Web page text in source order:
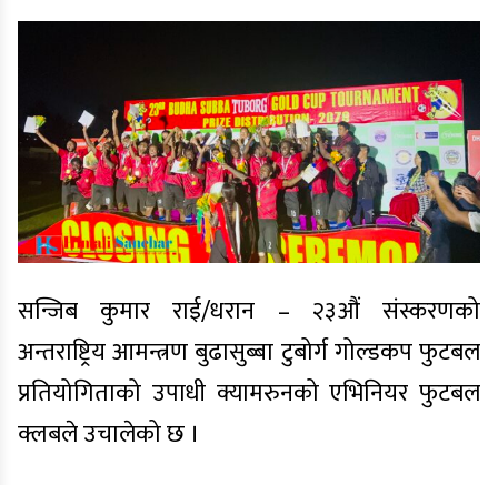
सन्जिब कुमार राई/धरान – २३औं संस्करणको
अन्तराष्ट्रिय आमन्त्रण बुढासुब्बा टुबोर्ग गोल्डकप फुटबल
प्रतियोगिताको उपाधी क्यामरुनको एभिनियर फुटबल
क्लबले उचालेको छ ।